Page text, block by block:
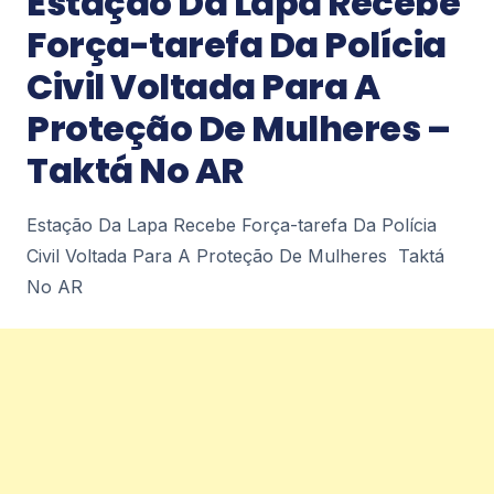
Petrópolis Diário de Petrópolis
2
Notícias
Últimos dias para adesão ao Regularize
– Diário de Petrópolis
Últimos dias para adesão ao Regularize Diário de
2
Notícias
Prefeitura amplia rede de contentoras e
Força-tarefa Da Polícia
Civil Voltada Para A
Proteção De Mulheres –
Taktá No AR
Estação Da Lapa Recebe Força-tarefa Da Polícia
Civil Voltada Para A Proteção De Mulheres Taktá
No AR